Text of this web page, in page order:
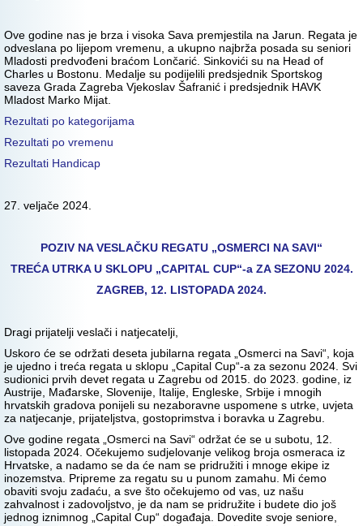
Ove godine nas je brza i visoka Sava premjestila na Jarun. Regata je
odveslana po lijepom vremenu, a ukupno najbrža posada su seniori
Mladosti predvođeni braćom Lončarić. Sinkovići su na Head of
Charles u Bostonu. Medalje su podijelili predsjednik Sportskog
saveza Grada Zagreba Vjekoslav Šafranić i predsjednik HAVK
Mladost Marko Mijat.
Rezultati po kategorijama
Rezultati po vremenu
Rezultati Handicap
27. veljače 2024.
POZIV NA VESLAČKU REGATU „OSMERCI NA SAVI“
TREĆA UTRKA U SKLOPU „CAPITAL CUP“-a ZA SEZONU 2024.
ZAGREB, 12. LISTOPADA 2024.
Dragi prijatelji veslači i natjecatelji,
Uskoro će se održati deseta jubilarna regata „Osmerci na Savi“, koja
je ujedno i treća regata u sklopu „Capital Cup“-a za sezonu 2024. Svi
sudionici prvih devet regata u Zagrebu od 2015. do 2023. godine, iz
Austrije, Mađarske, Slovenije, Italije, Engleske, Srbije i mnogih
hrvatskih gradova ponijeli su nezaboravne uspomene s utrke, uvjeta
za natjecanje, prijateljstva, gostoprimstva i boravka u Zagrebu.
Ove godine regata „Osmerci na Savi“ održat će se u subotu, 12.
listopada 2024. Očekujemo sudjelovanje velikog broja osmeraca iz
Hrvatske, a nadamo se da će nam se pridružiti i mnoge ekipe iz
inozemstva. Pripreme za regatu su u punom zamahu. Mi ćemo
obaviti svoju zadaću, a sve što očekujemo od vas, uz našu
zahvalnost i zadovoljstvo, je da nam se pridružite i budete dio još
jednog iznimnog „Capital Cup“ događaja. Dovedite svoje seniore,